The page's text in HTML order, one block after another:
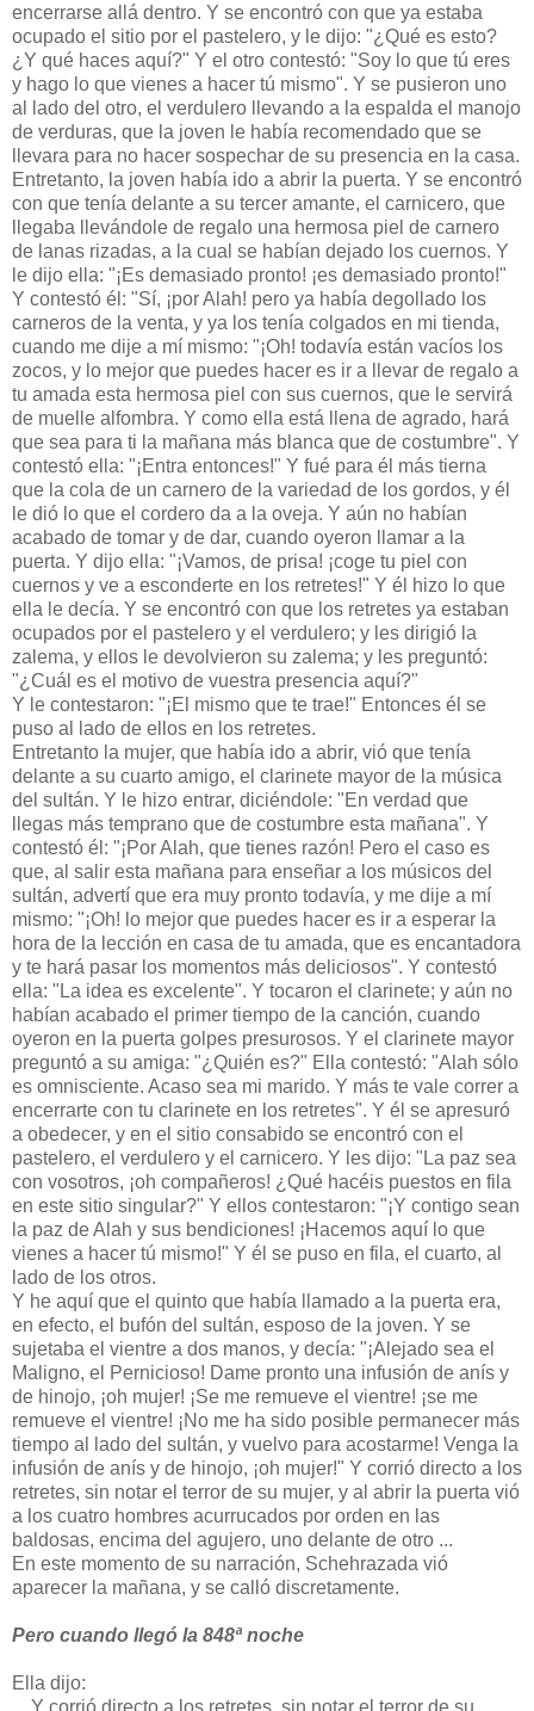
encerrarse allá dentro. Y se encontró con que ya estaba
ocupado el sitio por el pastelero, y le dijo: "¿Qué es esto?
¿Y qué haces aquí?" Y el otro contestó: "Soy lo que tú eres
y hago lo que vienes a hacer tú mismo". Y se pusieron uno
al lado del otro, el verdulero llevando a la espalda el manojo
de verduras, que la joven le había recomendado que se
llevara para no hacer sospechar de su presencia en la casa.
Entretanto, la joven había ido a abrir la puerta. Y se encontró
con que tenía delante a su tercer amante, el carnicero, que
llegaba llevándole de regalo una hermosa piel de carnero
de lanas rizadas, a la cual se habían dejado los cuernos. Y
le dijo ella: "¡Es demasiado pronto! ¡es demasiado pronto!"
Y contestó él: "Sí, ¡por Alah! pero ya había degollado los
carneros de la venta, y ya los tenía colgados en mi tienda,
cuando me dije a mí mismo: "¡Oh! todavía están vacíos los
zocos, y lo mejor que puedes hacer es ir a llevar de regalo a
tu amada esta hermosa piel con sus cuernos, que le servirá
de muelle alfombra. Y como ella está llena de agrado, hará
que sea para ti la mañana más blanca que de costumbre". Y
contestó ella: "¡Entra entonces!" Y fué para él más tierna
que la cola de un carnero de la variedad de los gordos, y él
le dió lo que el cordero da a la oveja. Y aún no habían
acabado de tomar y de dar, cuando oyeron llamar a la
puerta. Y dijo ella: "¡Vamos, de prisa! ¡coge tu piel con
cuernos y ve a esconderte en los retretes!" Y él hizo lo que
ella le decía. Y se encontró con que los retretes ya estaban
ocupados por el pastelero y el verdulero; y les dirigió la
zalema, y ellos le devolvieron su zalema; y les preguntó:
"¿Cuál es el motivo de vuestra presencia aquí?"
Y le contestaron: "¡El mismo que te trae!" Entonces él se
puso al lado de ellos en los retretes.
Entretanto la mujer, que había ido a abrir, vió que tenía
delante a su cuarto amigo, el clarinete mayor de la música
del sultán. Y le hizo entrar, diciéndole: "En verdad que
llegas más temprano que de costumbre esta mañana". Y
contestó él: "¡Por Alah, que tienes razón! Pero el caso es
que, al salir esta mañana para enseñar a los músicos del
sultán, advertí que era muy pronto todavía, y me dije a mí
mismo: "¡Oh! lo mejor que puedes hacer es ir a esperar la
hora de la lección en casa de tu amada, que es encantadora
y te hará pasar los momentos más deliciosos". Y contestó
ella: "La idea es excelente". Y tocaron el clarinete; y aún no
habían acabado el primer tiempo de la canción, cuando
oyeron en la puerta golpes presurosos. Y el clarinete mayor
preguntó a su amiga: "¿Quién es?" Ella contestó: "Alah sólo
es omnisciente. Acaso sea mi marido. Y más te vale correr a
encerrarte con tu clarinete en los retretes". Y él se apresuró
a obedecer, y en el sitio consabido se encontró con el
pastelero, el verdulero y el carnicero. Y les dijo: "La paz sea
con vosotros, ¡oh compañeros! ¿Qué hacéis puestos en fila
en este sitio singular?" Y ellos contestaron: "¡Y contigo sean
la paz de Alah y sus bendiciones! ¡Hacemos aquí lo que
vienes a hacer tú mismo!" Y él se puso en fila, el cuarto, al
lado de los otros.
Y he aquí que el quinto que había llamado a la puerta era,
en efecto, el bufón del sultán, esposo de la joven. Y se
sujetaba el vientre a dos manos, y decía: "¡Alejado sea el
Maligno, el Pernicioso! Dame pronto una infusión de anís y
de hinojo, ¡oh mujer! ¡Se me remueve el vientre! ¡se me
remueve el vientre! ¡No me ha sido posible permanecer más
tiempo al lado del sultán, y vuelvo para acostarme! Venga la
infusión de anís y de hinojo, ¡oh mujer!" Y corrió directo a los
retretes, sin notar el terror de su mujer, y al abrir la puerta vió
a los cuatro hombres acurrucados por orden en las
baldosas, encima del agujero, uno delante de otro ...
En este momento de su narración, Schehrazada vió
aparecer la mañana, y se calló discretamente.
Pero cuando llegó la 848ª noche
Ella dijo:
... Y corrió directo a los retretes, sin notar el terror de su